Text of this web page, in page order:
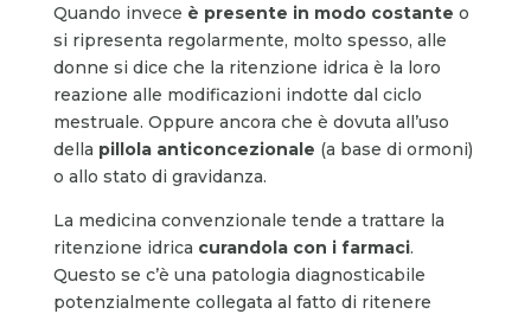
Quando invece è presente in modo costante o
si ripresenta regolarmente, molto spesso, alle
donne si dice che la ritenzione idrica è la loro
reazione alle modificazioni indotte dal ciclo
mestruale. Oppure ancora che è dovuta all’uso
della pillola anticoncezionale (a base di ormoni)
o allo stato di gravidanza.
La medicina convenzionale tende a trattare la
ritenzione idrica curandola con i farmaci.
Questo se c’è una patologia diagnosticabile
potenzialmente collegata al fatto di ritenere